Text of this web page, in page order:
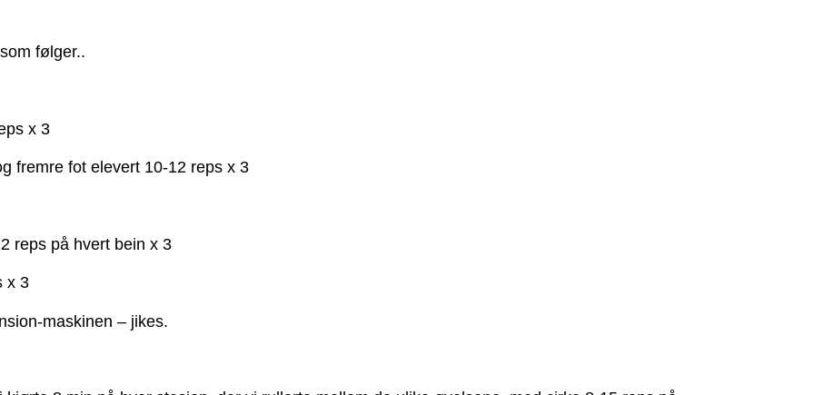
følger..
x 3
fremre fot elevert 10-12 reps x 3
reps på hvert bein x 3
x 3
maskinen – jikes.